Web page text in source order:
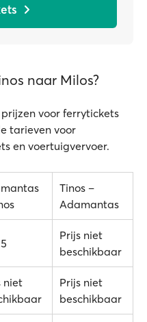
naar Milos?
voor ferrytickets
tarieven voor
en voertuigvervoer.
Tinos –
Adamantas
Prijs niet
beschikbaar
niet
Prijs niet
beschikbaar